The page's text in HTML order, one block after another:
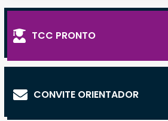
TCC PRONTO
CONVITE ORIENTADOR